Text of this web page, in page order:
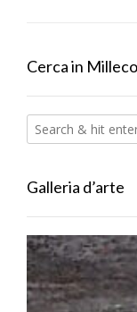
Cerca in
Galleria d’arte